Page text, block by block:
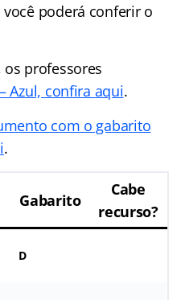
poderá conferir o
os professores
Azul, confira aqui.
com o gabarito
.
Gabarito
Cabe
recurso?
D